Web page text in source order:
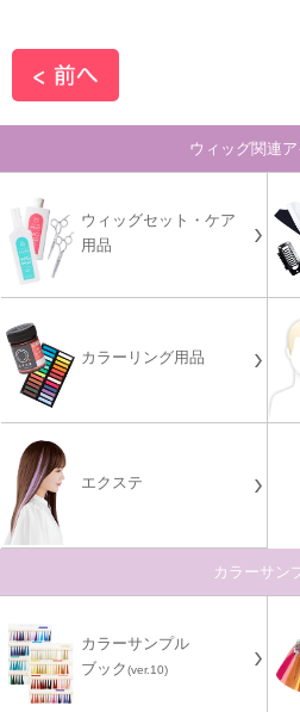
ウィッグ関連
ウィッグセット・ケア
用品
カラーリング用品
エクステ
カラーサン
カラーサンプル
ブック(ver.10)